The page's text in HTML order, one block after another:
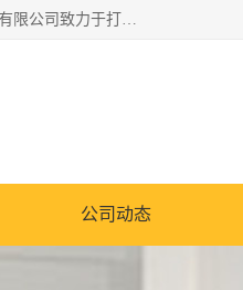
专业提供光谷物业保洁、关谷日常保洁、光谷保洁外包及武汉其他城区的单位日常保洁 武汉德聚和物业管理有限公司致力于打造中国专业物业保洁服务、日常保洁及其他保洁清洗外包服务。自公司成立以来提倡以先进的物业管理理念和模式经营，谋篇布局，以“至诚服务、精益求精、规范管理、锐意拓新”为质量方针，强化内部管理，为业主提供专业化、标准化和精细化的全方位物业服务，管理服务水平得到了广大业主和业内人士的一致好评。
公司动态